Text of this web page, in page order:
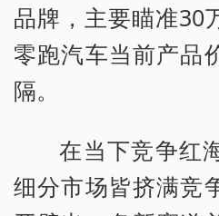
品牌，主要瞄准30
零跑汽车当前产品
隔。
在当下竞争红
细分市场皆挤满竞